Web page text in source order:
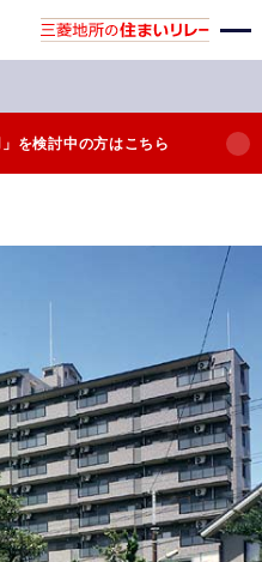
」を検討中の方はこちら